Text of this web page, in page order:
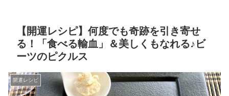
【開運レシピ】何度でも奇跡を引き寄せ
る！「食べる輸血」＆美しくもなれる♪ビ
ーツのピクルス
開運レシピ